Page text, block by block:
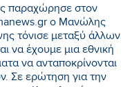
παραχώρησε στον
ο Μανώλης
τόνισε μεταξύ άλλων
να έχουμε μια εθνική
να ανταποκρίνονται
Σε ερώτηση για την